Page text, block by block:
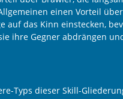
einen Vorteil
auf das Kinn einstecken,
ihre Gegner abdrängen
Typs dieser Skill-